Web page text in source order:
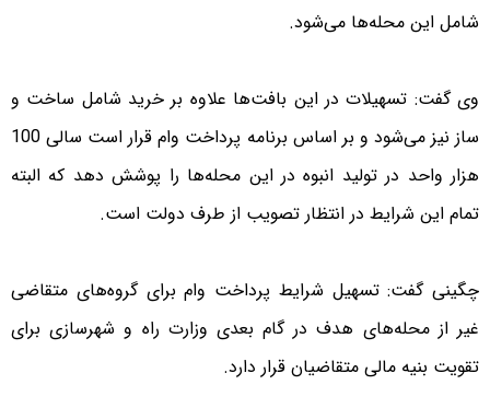
شامل این محله‌ها می‌شود.
وی گفت: تسهیلات در این بافت‌ها علاوه بر خرید شامل ساخت و
ساز نیز می‌شود و بر اساس برنامه پرداخت وام قرار است سالی 100
هزار واحد در تولید انبوه در این محله‌ها را پوشش دهد که البته
تمام این شرایط در انتظار تصویب از طرف دولت است.
چگینی گفت: تسهیل شرایط پرداخت وام برای گروه‌های متقاضی
غیر از محله‌های هدف در گام بعدی وزارت راه و شهرسازی برای
تقویت بنیه مالی متقاضیان قرار دارد.